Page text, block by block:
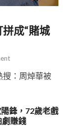
拼成“賭城
搜：周焯華被
鋒，72歲老戲
劇賺錢